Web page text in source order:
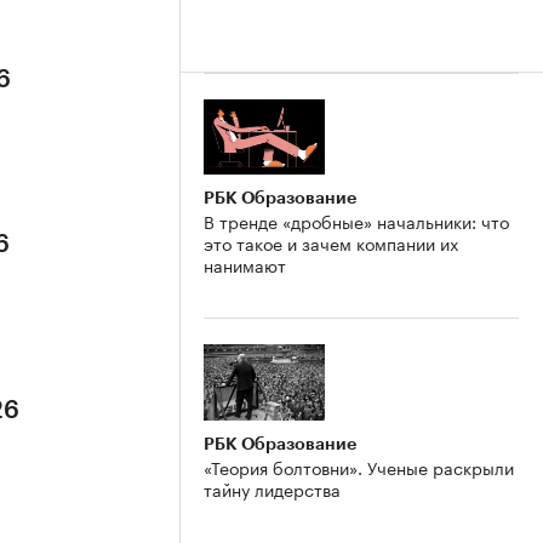
РБК Образование
В тренде «дробные» начальники: что
это такое и зачем компании их
нанимают
РБК Образование
«Теория болтовни». Ученые раскрыли
тайну лидерства